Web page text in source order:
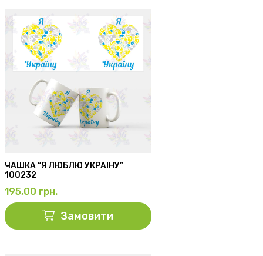
ЧАШКА “Я ЛЮБЛЮ УКРАЇНУ”
100232
195,00 грн.
Замовити